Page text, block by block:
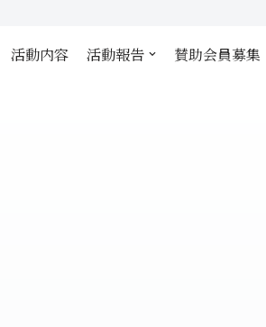
活動内容 活動報告 賛助会員募集